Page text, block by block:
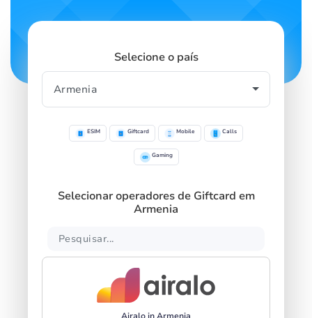
Selecione o país
ESIM Giftcard Mobile Calls
Gaming
Selecionar operadores de Giftcard em
Armenia
Airalo in Armenia